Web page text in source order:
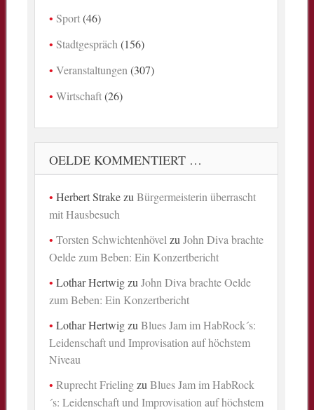
Sport(46)
Stadtgespräch (156)
Veranstaltungen (307)
Wirtschaft(26)
OELDE KOMMENTIERT …
Herbert StrakezuBürgermeisterin überrascht
mit Hausbesuch
Torsten Schwichtenhövel zuJohn Diva brachte
Oelde zum Beben: Ein Konzertbericht
Lothar HertwigzuJohn Diva brachte Oelde
zum Beben: Ein Konzertbericht
Lothar HertwigzuBlues Jam im HabRock´s:
Leidenschaft und Improvisation auf höchstem
Niveau
Ruprecht FrielingzuBlues Jam im HabRock
´s: Leidenschaft und Improvisation auf höchstem